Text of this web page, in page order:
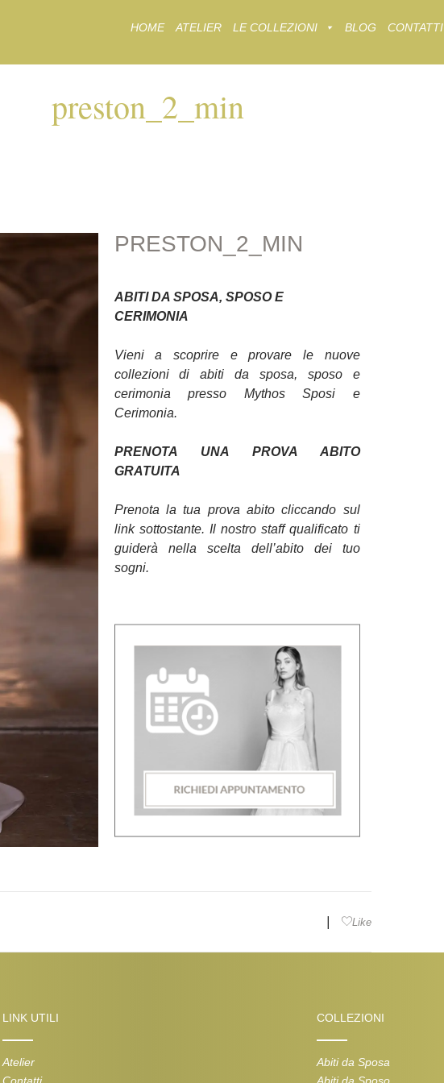
to
HOME ATELIER LE COLLEZIONI BLOG CONTATTI
preston_2_min
PRESTON_2_MIN
ABITI DA SPOSA, SPOSO E
CERIMONIA
Vieni a scoprire e provare le nuove
collezioni di abiti da sposa, sposo e
cerimonia presso Mythos Sposi e
Cerimonia.
PRENOTA UNA PROVA ABITO
GRATUITA
Prenota la tua prova abito cliccando sul
link sottostante. Il nostro staff qualificato ti
guiderà nella scelta dell’abito dei tuo
sogni.
Like
LINK UTILI
Atelier
COLLEZIONI
Abiti da Sposa